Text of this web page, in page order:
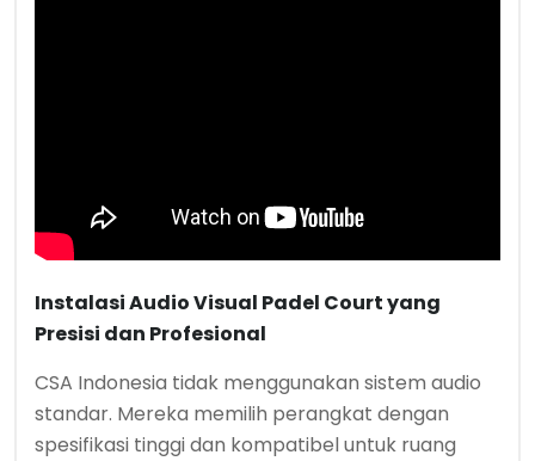
Instalasi Audio Visual Padel Court yang
Presisi dan Profesional
CSA Indonesia tidak menggunakan sistem audio
standar. Mereka memilih perangkat dengan
spesifikasi tinggi dan kompatibel untuk ruang